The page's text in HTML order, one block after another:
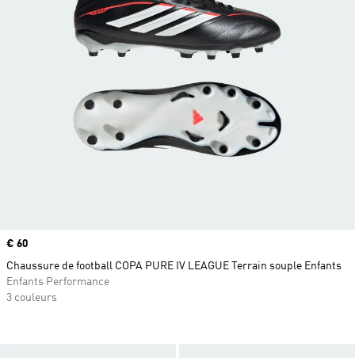
Prix
€ 60
Chaussure de football COPA PURE IV LEAGUE Terrain souple Enfants
Enfants Performance
3 couleurs